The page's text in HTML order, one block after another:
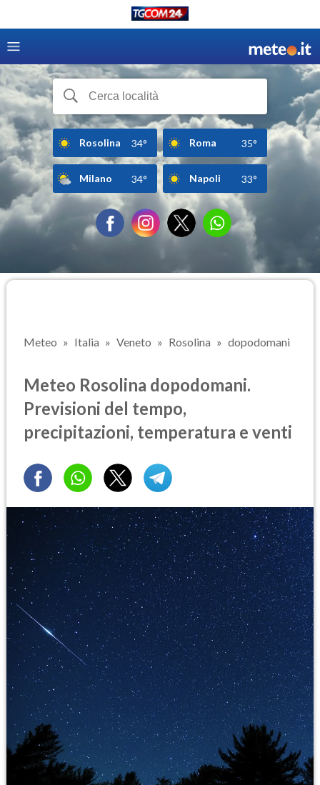
Rosolina 34° Roma 35°
Milano 34° Napoli 33°
Meteo Italia Veneto Rosolina dopodomani
Meteo Rosolina dopodomani.
Previsioni del tempo,
precipitazioni, temperatura e venti